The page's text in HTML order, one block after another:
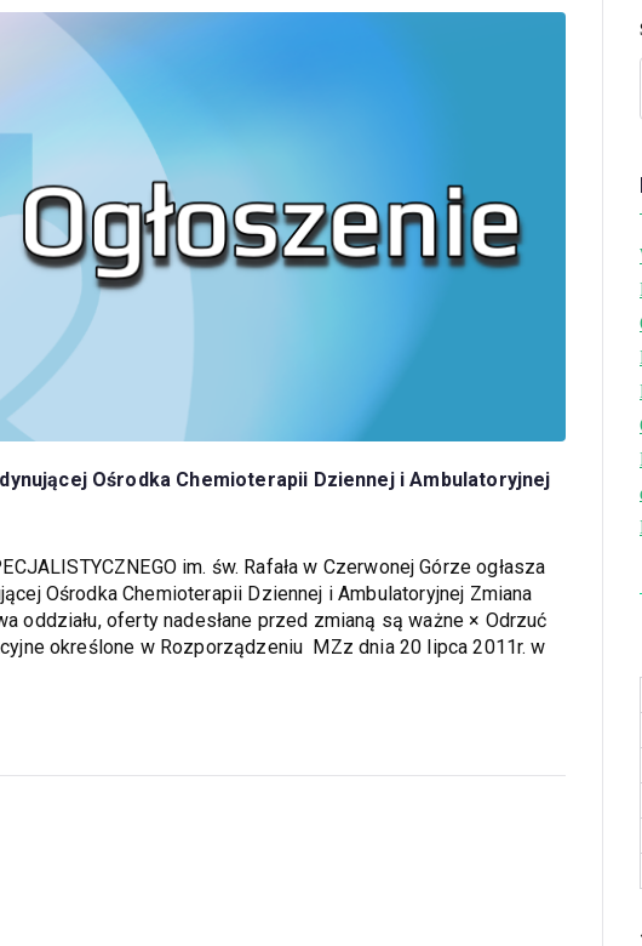
Ośrodka Chemioterapii Dziennej i Ambulatoryjnej
im. św. Rafała w Czerwonej Górze ogłasza
Ośrodka Chemioterapii Dziennej i Ambulatoryjnej Zmiana
oddziału, oferty nadesłane przed zmianą są ważne × Odrzuć
określone w Rozporządzeniu MZz dnia 20 lipca 2011r. w